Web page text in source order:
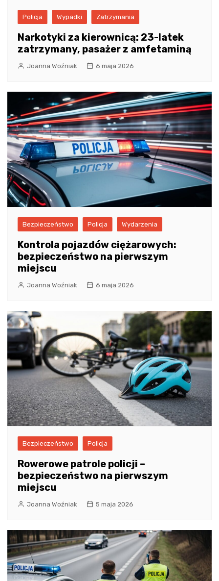
Policja Wypadki Zatrzymania
Narkotyki za kierownicą: 23-latek
zatrzymany, pasażer z amfetaminą
Joanna Woźniak 6 maja 2026
Bezpieczeństwo Policja Wydarzenia
Kontrola pojazdów ciężarowych:
bezpieczeństwo na pierwszym
miejscu
Joanna Woźniak 6 maja 2026
Bezpieczeństwo Policja
Rowerowe patrole policji –
bezpieczeństwo na pierwszym
miejscu
Joanna Woźniak 5 maja 2026